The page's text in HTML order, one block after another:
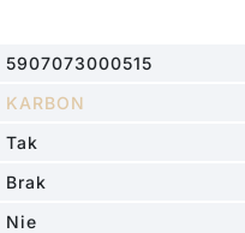
5907073000515
KARBON
Tak
Brak
Nie